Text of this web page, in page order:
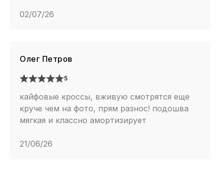
02/07/26
Олег Петров
5
кайфовые кроссы, вживую смотрятся еще
круче чем на фото, прям разнос! подошва
мягкая и классно амортизирует
21/06/26